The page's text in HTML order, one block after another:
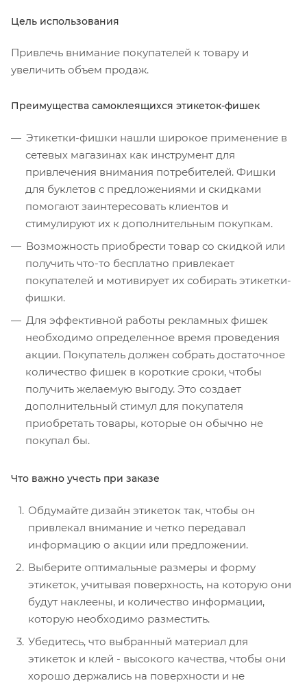
Цель использования
Привлечь внимание покупателей к товару и
увеличить объем продаж.
Преимущества самоклеящихся этикеток-фишек
Этикетки-фишки нашли широкое применение в
сетевых магазинах как инструмент для
привлечения внимания потребителей. Фишки
для буклетов с предложениями и скидками
помогают заинтересовать клиентов и
стимулируют их к дополнительным покупкам.
Возможность приобрести товар со скидкой или
получить что-то бесплатно привлекает
покупателей и мотивирует их собирать этикетки-
фишки.
Для эффективной работы рекламных фишек
необходимо определенное время проведения
акции. Покупатель должен собрать достаточное
количество фишек в короткие сроки, чтобы
получить желаемую выгоду. Это создает
дополнительный стимул для покупателя
приобретать товары, которые он обычно не
покупал бы.
Что важно учесть при заказе
Обдумайте дизайн этикеток так, чтобы он
привлекал внимание и четко передавал
информацию о акции или предложении.
Выберите оптимальные размеры и форму
этикеток, учитывая поверхность, на которую они
будут наклеены, и количество информации,
которую необходимо разместить.
Убедитесь, что выбранный материал для
этикеток и клей - высокого качества, чтобы они
хорошо держались на поверхности и не